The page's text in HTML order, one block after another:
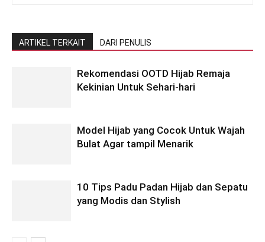
ARTIKEL TERKAIT DARI PENULIS
Rekomendasi OOTD Hijab Remaja
Kekinian Untuk Sehari-hari
Model Hijab yang Cocok Untuk Wajah
Bulat Agar tampil Menarik
10 Tips Padu Padan Hijab dan Sepatu
yang Modis dan Stylish